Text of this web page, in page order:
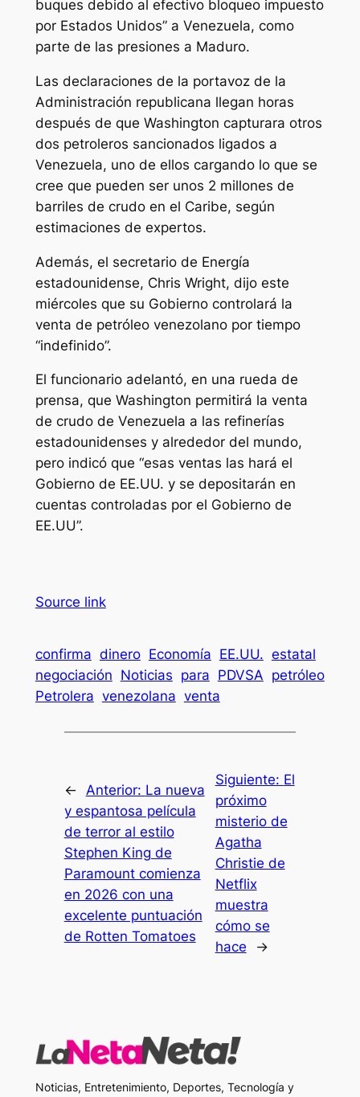
buques debido al efectivo bloqueo impuesto
por Estados Unidos” a Venezuela, como
parte de las presiones a Maduro.
Las declaraciones de la portavoz de la
Administración republicana llegan horas
después de que Washington capturara otros
dos petroleros sancionados ligados a
Venezuela, uno de ellos cargando lo que se
cree que pueden ser unos 2 millones de
barriles de crudo en el Caribe, según
estimaciones de expertos.
Además, el secretario de Energía
estadounidense, Chris Wright, dijo este
miércoles que su Gobierno controlará la
venta de petróleo venezolano por tiempo
“indefinido”.
El funcionario adelantó, en una rueda de
prensa, que Washington permitirá la venta
de crudo de Venezuela a las refinerías
estadounidenses y alrededor del mundo,
pero indicó que “esas ventas las hará el
Gobierno de EE.UU. y se depositarán en
cuentas controladas por el Gobierno de
EE.UU”.
Source link
confirma dinero Economía EE.UU. estatal
negociación Noticias para PDVSA petróleo
Petrolera venezolana venta
← Anterior: La nueva
y espantosa película
de terror al estilo
Stephen King de
Paramount comienza
en 2026 con una
excelente puntuación
de Rotten Tomatoes
Siguiente: El
próximo
misterio de
Agatha
Christie de
Netflix
muestra
cómo se
hace
→
Noticias, Entretenimiento, Deportes, Tecnología y